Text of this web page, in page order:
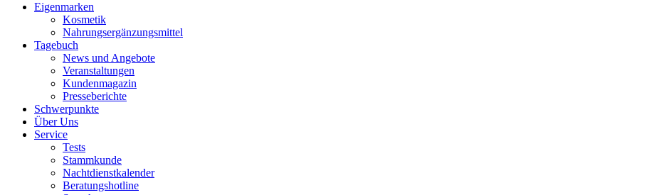
Eigenmarken
Kosmetik
Nahrungsergänzungsmittel
Tagebuch
News und Angebote
Veranstaltungen
Kundenmagazin
Presseberichte
Schwerpunkte
Über Uns
Service
Tests
Stammkunde
Nachtdienstkalender
Beratungshotline